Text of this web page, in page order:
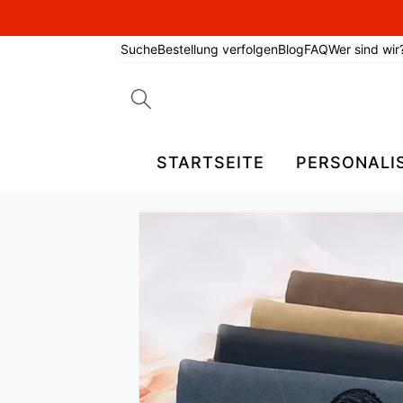
SucheBestellung verfolgenBlogFAQWer sind
STARTSEITE